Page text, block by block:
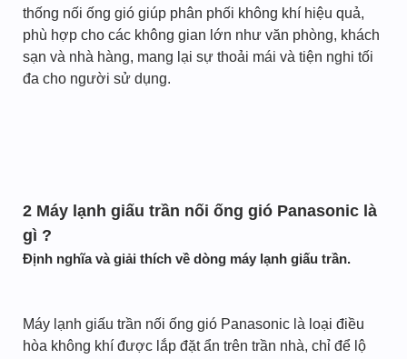
thống nối ống gió giúp phân phối không khí hiệu quả,
phù hợp cho các không gian lớn như văn phòng, khách
sạn và nhà hàng, mang lại sự thoải mái và tiện nghi tối
đa cho người sử dụng.
2 Máy lạnh giấu trần nối ống gió Panasonic là
gì ?
Định nghĩa và giải thích về dòng máy lạnh giấu trần.
Máy lạnh giấu trần nối ống gió Panasonic là loại điều
hòa không khí được lắp đặt ẩn trên trần nhà, chỉ để lộ